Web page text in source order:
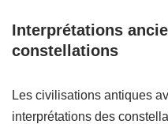
Interprétations
constellations
Les civilisations antiques
interprétations des